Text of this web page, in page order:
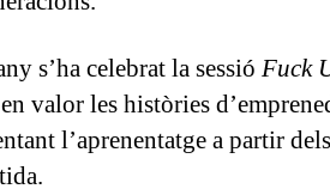
s’ha celebrat la sessió Fuck
valor les històries
l’aprenentatge a partir